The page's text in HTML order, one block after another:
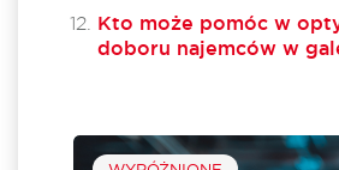
Kto może pomóc w
doboru najemców w